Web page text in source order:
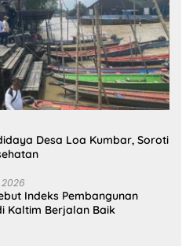
Desa Loa Kumbar, Soroti
Indeks Pembangunan
Kaltim Berjalan Baik